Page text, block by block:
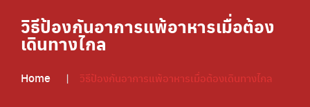
วิธีป้องกันอาการแพ้อาหารเมื่อต้อง
เดินทางไกล
Home วิธีป้องกันอาการแพ้อาหารเมื่อต้องเดินทางไกล